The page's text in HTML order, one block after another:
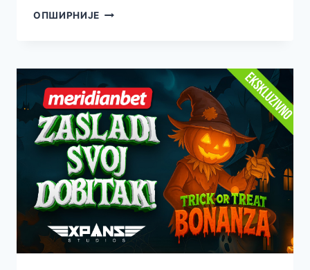
ОПШИРНИЈЕ OTVORI
–
GATES
OF
HALLOWEEN
JE
STIGAO!